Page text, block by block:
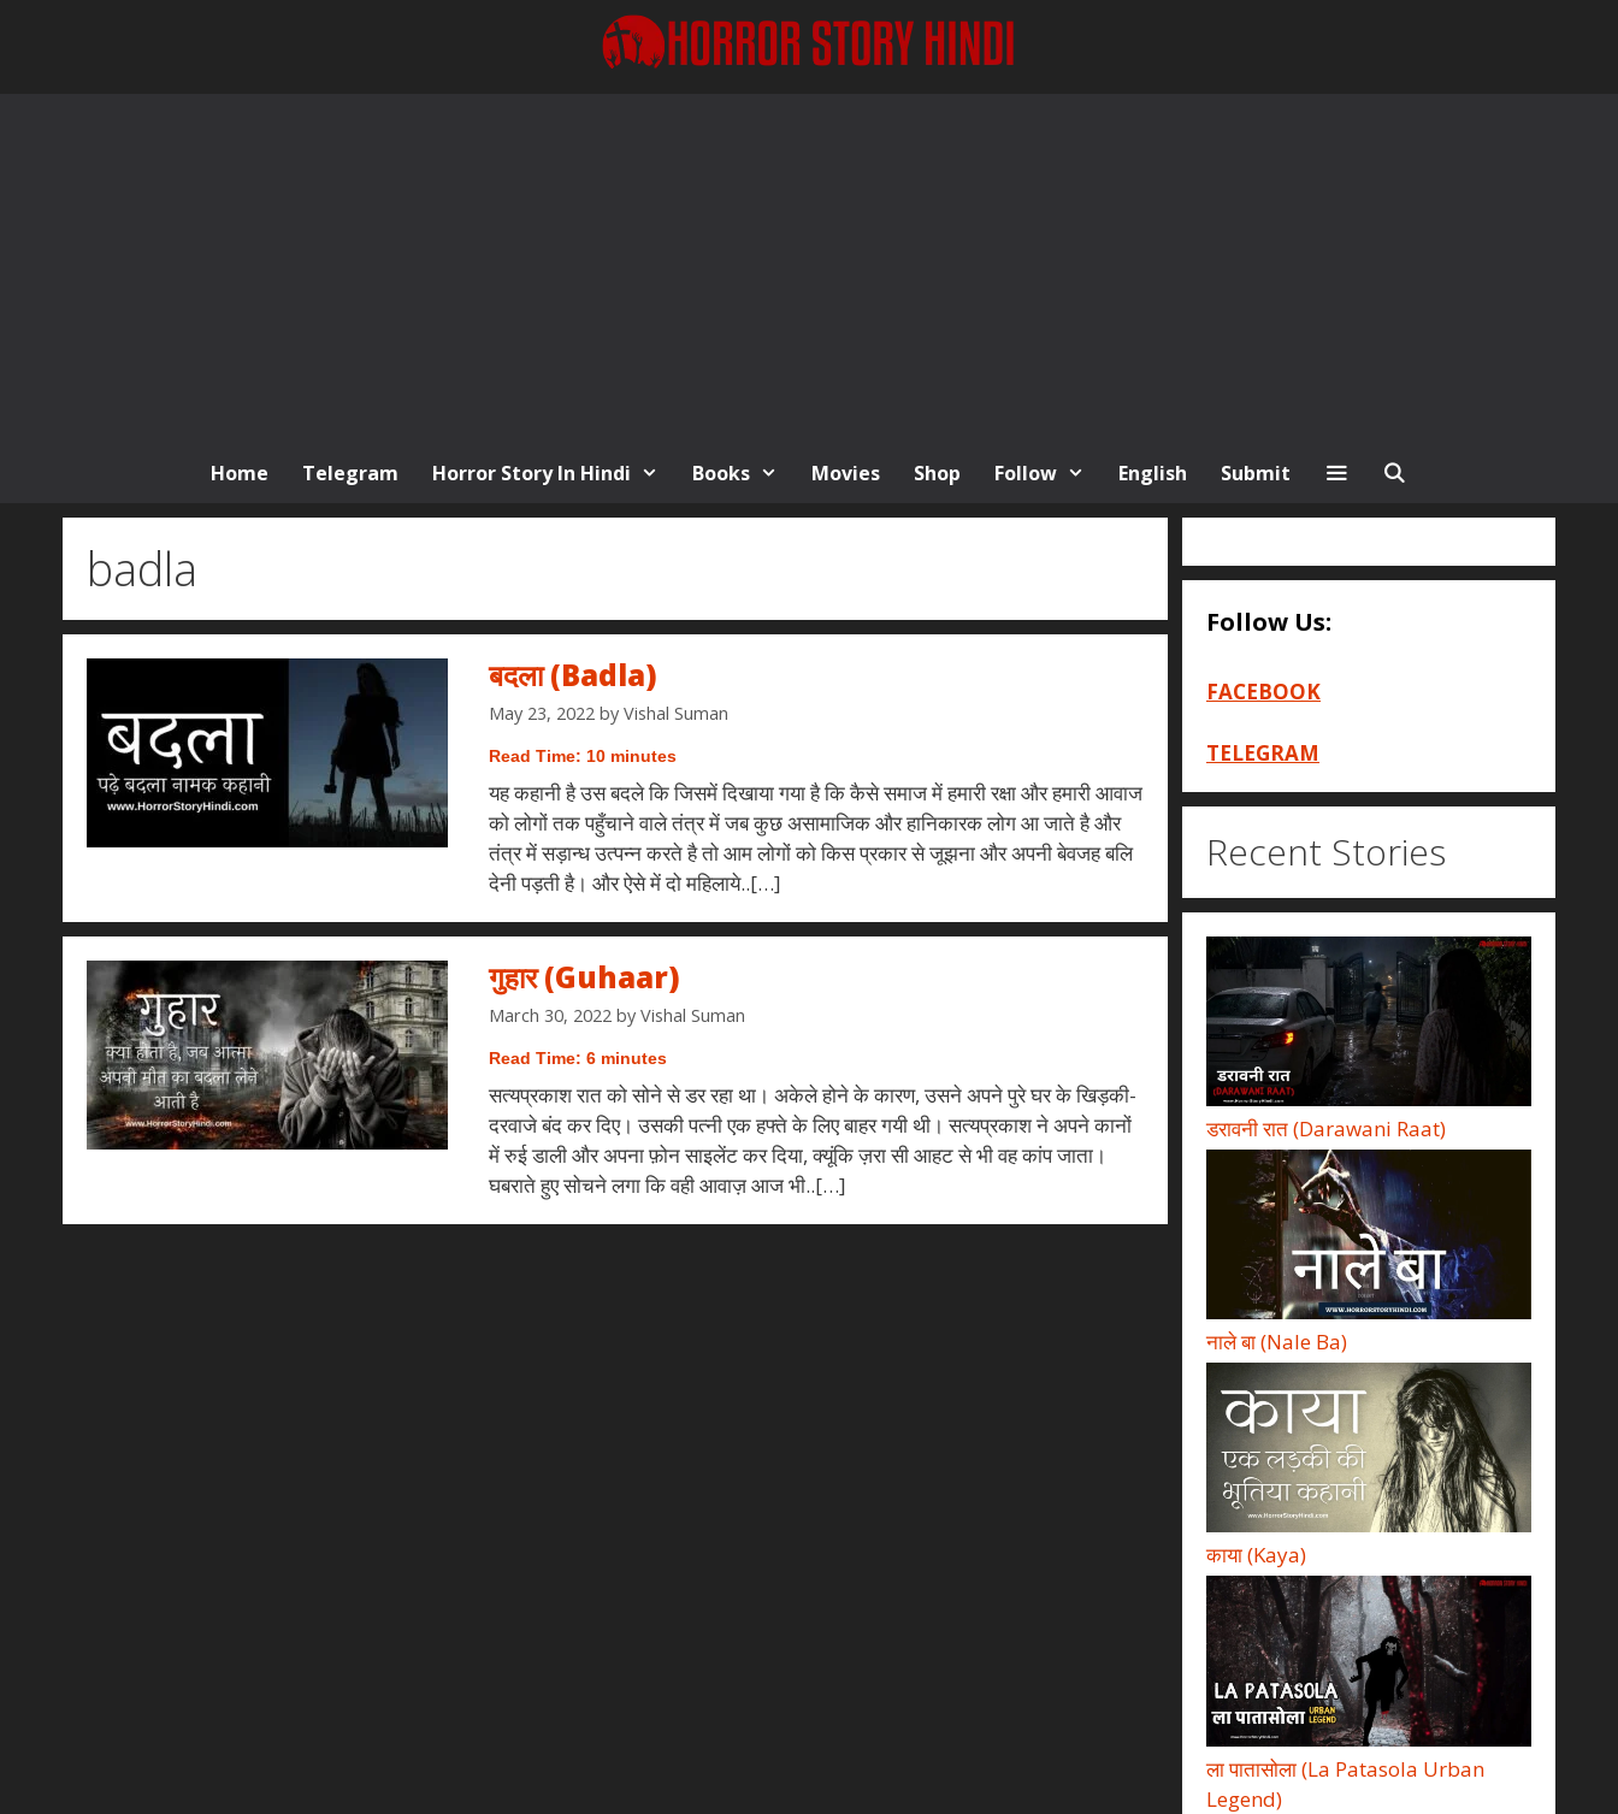
Home Telegram Horror Story In Hindi Books Movies Shop Follow English Submit
badla
बदला (Badla)
May 23, 2022 by Vishal Suman
Read Time: 10 minutes
यह कहानी है उस बदले कि जिसमें दिखाया गया है कि कैसे समाज में हमारी रक्षा और हमारी आवाज
को लोगों तक पहुँचाने वाले तंत्र में जब कुछ असामाजिक और हानिकारक लोग आ जाते है और
तंत्र में सड़ान्ध उत्पन्न करते है तो आम लोगों को किस प्रकार से जूझना और अपनी बेवजह बलि
देनी पड़ती है। और ऐसे में दो महिलाये..[…]
गुहार (Guhaar)
March 30, 2022 by Vishal Suman
Read Time: 6 minutes
सत्यप्रकाश रात को सोने से डर रहा था। अकेले होने के कारण, उसने अपने पुरे घर के खिड़की-
दरवाजे बंद कर दिए। उसकी पत्नी एक हफ्ते के लिए बाहर गयी थी। सत्यप्रकाश ने अपने कानों
में रुई डाली और अपना फ़ोन साइलेंट कर दिया, क्यूंकि ज़रा सी आहट से भी वह कांप जाता।
घबराते हुए सोचने लगा कि वही आवाज़ आज भी..[…]
Follow Us:
FACEBOOK
TELEGRAM
Recent Stories
डरावनी रात (Darawani Raat)
नाले बा (Nale Ba)
काया (Kaya)
ला पातासोला (La Patasola Urban
Legend)